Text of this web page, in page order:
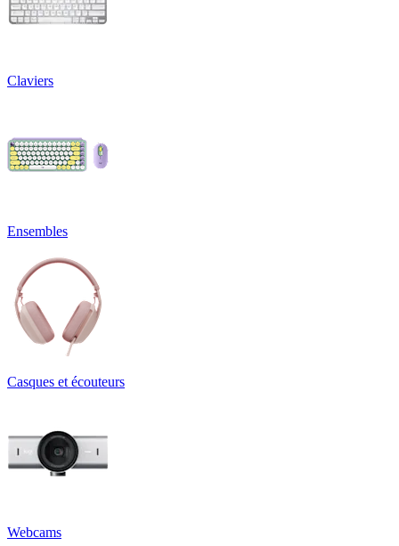
Claviers
Ensembles
Casques et écouteurs
Webcams